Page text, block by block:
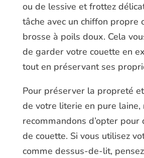
ou de lessive et frottez
tâche avec un chiffon propre
brosse à poils doux. Cela
de garder votre couette en
tout en préservant ses
Pour préserver la propreté
de votre literie en pure laine,
recommandons d’opter pour
de couette. Si vous utilisez
comme dessus-de-lit,